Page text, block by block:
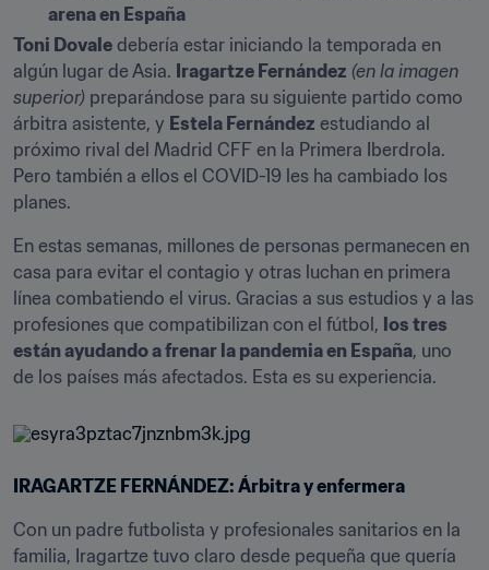
arena en España
Toni Dovale debería estar iniciando la temporada en
algún lugar de Asia. Iragartze Fernández (en la imagen
superior) preparándose para su siguiente partido como
árbitra asistente, y Estela Fernández estudiando al
próximo rival del Madrid CFF en la Primera Iberdrola.
Pero también a ellos el COVID-19 les ha cambiado los
planes.
En estas semanas, millones de personas permanecen en
casa para evitar el contagio y otras luchan en primera
línea combatiendo el virus. Gracias a sus estudios y a las
profesiones que compatibilizan con el fútbol, los tres
están ayudando a frenar la pandemia en España, uno
de los países más afectados. Esta es su experiencia.
IRAGARTZE FERNÁNDEZ: Árbitra y enfermera
Con un padre futbolista y profesionales sanitarios en la
familia, Iragartze tuvo claro desde pequeña que quería